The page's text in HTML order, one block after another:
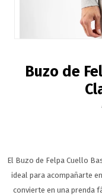
Buzo de
El Buzo de Felpa Cuello
ideal para acompañarte
convierte en una prenda